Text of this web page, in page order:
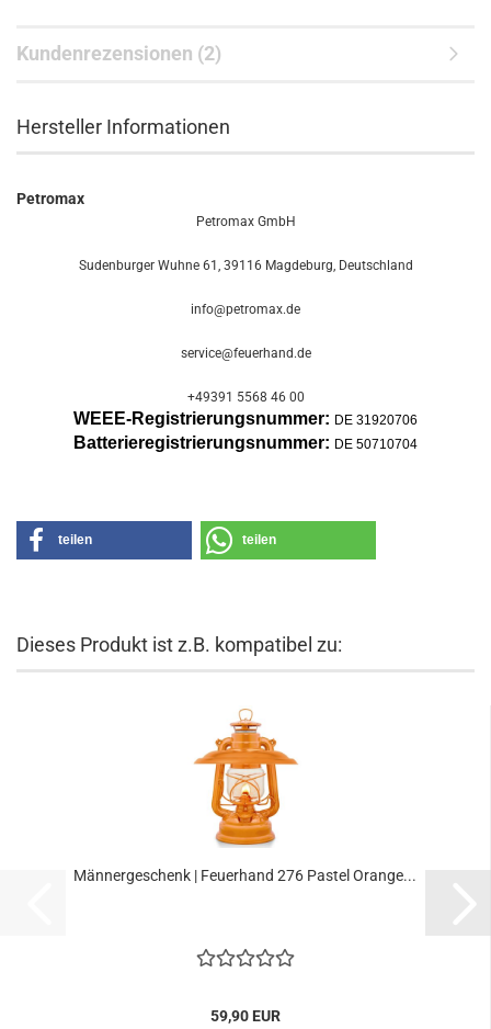
Kundenrezensionen (2)
Hersteller Informationen
Petromax
Petromax GmbH
Sudenburger Wuhne 61, 39116 Magdeburg, Deutschland
info@petromax.de
service@feuerhand.de
+49391 5568 46 00
WEEE-Registrierungsnummer: DE 31920706
Batterieregistrierungsnummer: DE 50710704
teilen teilen
Dieses Produkt ist z.B. kompatibel zu:
Männergeschenk | Feuerhand 276 Pastel Orange...
59,90 EUR